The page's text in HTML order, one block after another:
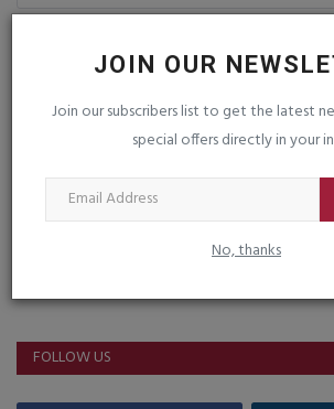
JOIN OUR
Join our subscribers list to get the latest
special offers directly in your
No, thanks
FOLLOW US